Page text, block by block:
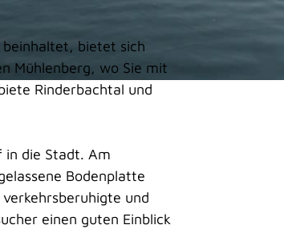
beinhaltet, bietet sich
Mühlenberg, wo Sie mit
Rinderbachtal und
in die Stadt. Am
Bodenplatte
und
einen guten Einblick